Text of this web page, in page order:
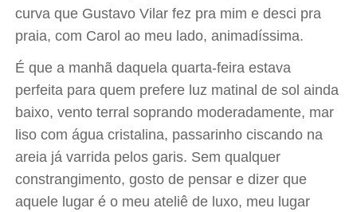
curva que Gustavo Vilar fez pra mim e desci pra
praia, com Carol ao meu lado, animadíssima.
É que a manhã daquela quarta-feira estava
perfeita para quem prefere luz matinal de sol ainda
baixo, vento terral soprando moderadamente, mar
liso com água cristalina, passarinho ciscando na
areia já varrida pelos garis. Sem qualquer
constrangimento, gosto de pensar e dizer que
aquele lugar é o meu ateliê de luxo, meu lugar